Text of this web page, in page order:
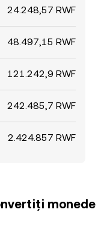
24.248,57 RWF
48.497,15 RWF
121.242,9 RWF
242.485,7 RWF
2.424.857 RWF